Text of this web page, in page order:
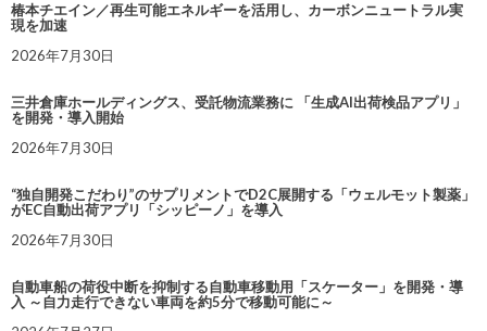
椿本チエイン／再生可能エネルギーを活用し、カーボンニュートラル実
現を加速
2026年7月30日
三井倉庫ホールディングス、受託物流業務に 「生成AI出荷検品アプリ」
を開発・導入開始
2026年7月30日
“独自開発こだわり”のサプリメントでD2C展開する「ウェルモット製薬」
がEC自動出荷アプリ「シッピーノ」を導入
2026年7月30日
自動車船の荷役中断を抑制する自動車移動用「スケーター」を開発・導
入 ～自力走行できない車両を約5分で移動可能に～